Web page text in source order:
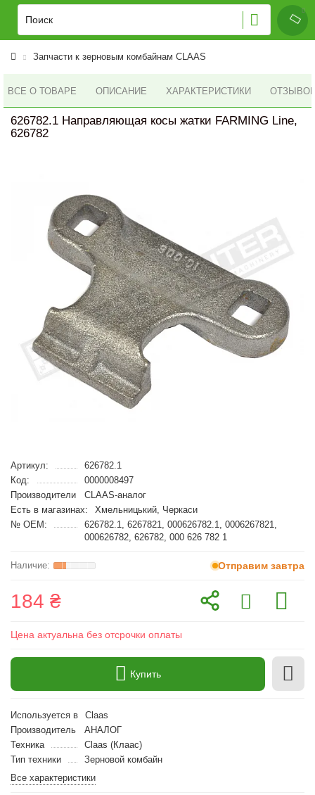
Запчасти к зерновым комбайнам CLAAS
ВСЕ О ТОВАРЕ ОПИСАНИЕ ХАРАКТЕРИСТИКИ ОТЗЫВОВ
626782.1 Направляющая косы жатки FARMING Line,
626782
Артикул:
626782.1
Код:
0000008497
Производители
CLAAS-аналог
Есть в магазинах:
Хмельницький, Черкаси
№ OEM:
626782.1, 6267821, 000626782.1, 0006267821,
000626782, 626782, 000 626 782 1
Отправим завтра
184 ₴
Цена актуальна без отсрочки оплаты
Купить
Используется в
Claas
Производитель
АНАЛОГ
Техника
Claas (Клаас)
Тип техники
Зерновой комбайн
Все характеристики